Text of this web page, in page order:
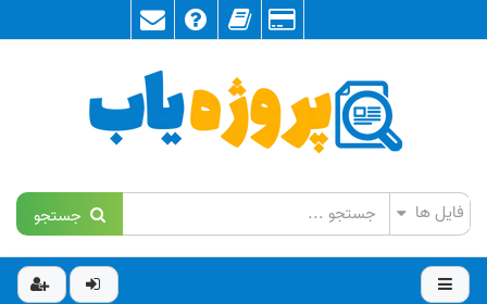
جستجو